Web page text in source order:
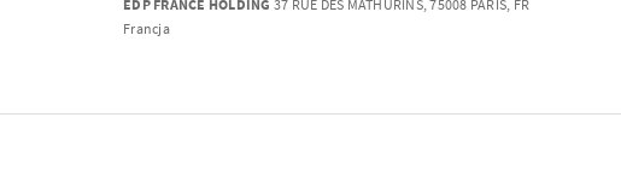
EDP FRANCE HOLDING 37 RUE DES MATHURINS, 75008 PARIS, FR
Francja